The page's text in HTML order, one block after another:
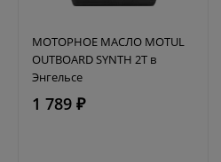
МОТОРНОЕ МАСЛО MOTUL
OUTBOARD SYNTH 2T в
Энгельсе
1 789 ₽